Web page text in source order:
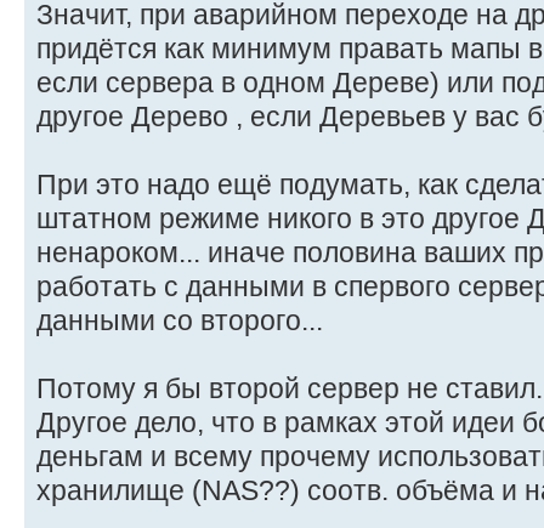
Значит, при аварийном переходе на
придётся как минимум правать мапы
если сервера в одном Дереве) или
другое Дерево , если Деревьев у вас
При это надо ещё подумать, как
штатном режиме никого в это другое
ненароком... иначе половина ваших
работать с данными в спервого
данными со второго...
Потому я бы второй сервер не
Другое дело, что в рамках этой идеи
деньгам и всему прочему
хранилище (NAS??) соотв. объёма и